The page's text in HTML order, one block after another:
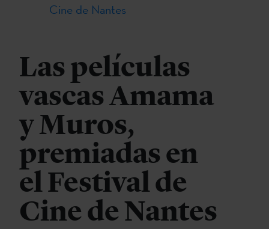
Cine de Nantes
Las películas
vascas Amama
y Muros,
premiadas en
el Festival de
Cine de Nantes